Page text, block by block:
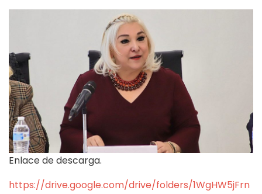
Enlace de descarga.
https://drive.google.com/drive/folders/1WgHW5jFrn